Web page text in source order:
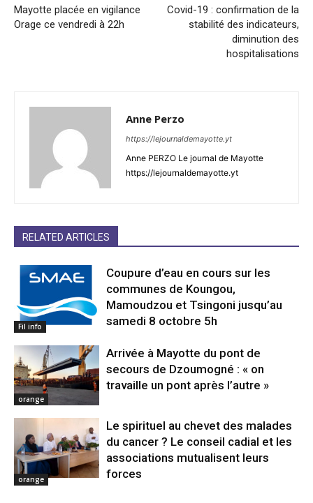
Mayotte placée en vigilance
Orage ce vendredi à 22h
Covid-19 : confirmation de la
stabilité des indicateurs,
diminution des
hospitalisations
Anne Perzo
https://lejournaldemayotte.yt
Anne PERZO Le journal de Mayotte
https://lejournaldemayotte.yt
RELATED ARTICLES
Fil info
Coupure d’eau en cours sur les
communes de Koungou,
Mamoudzou et Tsingoni jusqu’au
samedi 8 octobre 5h
orange
Arrivée à Mayotte du pont de
secours de Dzoumogné : « on
travaille un pont après l’autre »
orange
Le spirituel au chevet des malades
du cancer ? Le conseil cadial et les
associations mutualisent leurs
forces